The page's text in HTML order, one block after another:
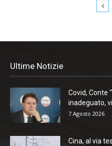
Ultime Notizie
Covid, Conte
inadeguato,
7 Agosto 2026
Cina, al via